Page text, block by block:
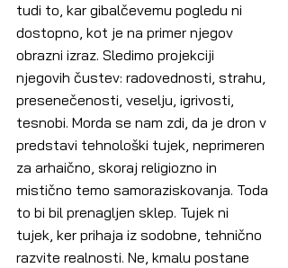
tudi to, kar gibalčevemu pogledu ni
dostopno, kot je na primer njegov
obrazni izraz. Sledimo projekciji
njegovih čustev: radovednosti, strahu,
presenečenosti, veselju, igrivosti,
tesnobi. Morda se nam zdi, da je dron v
predstavi tehnološki tujek, neprimeren
za arhaično, skoraj religiozno in
mistično temo samoraziskovanja. Toda
to bi bil prenagljen sklep. Tujek ni
tujek, ker prihaja iz sodobne, tehnično
razvite realnosti. Ne, kmalu postane